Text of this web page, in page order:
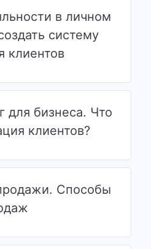
в личном
систему
клиентов
для бизнеса. Что
клиентов?
Способы